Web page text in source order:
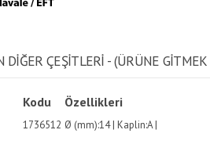
DİĞER ÇEŞİTLERİ - (ÜRÜNE
Kodu Özellikleri
1736512 Ø (mm):14 | Kaplin:A |